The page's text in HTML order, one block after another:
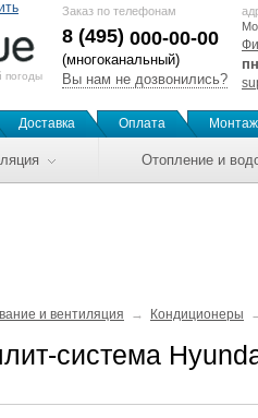
погоды
Заказ по телефонам
8 (495) 000-00-00
(многоканальный)
Вы нам не дозвонились?
Доставка Оплата Монтаж
Отопление и
и вентиляция Кондиционеры
система